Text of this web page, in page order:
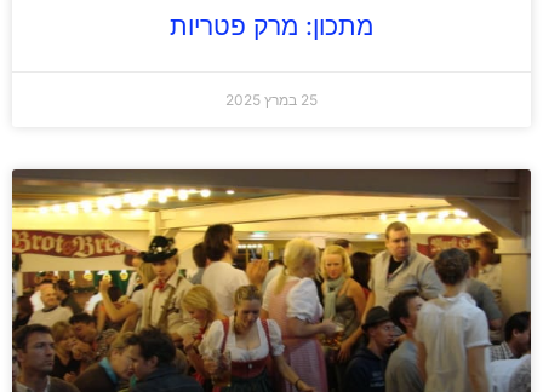
מתכון: מרק פטריות
25 במרץ 2025